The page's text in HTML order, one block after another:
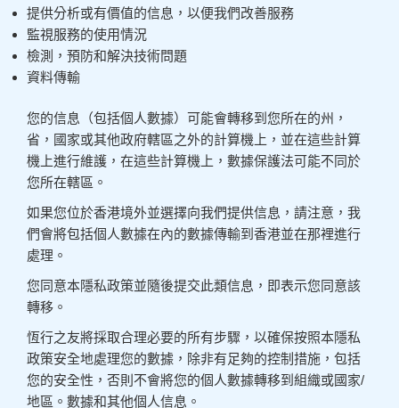
提供分析或有價值的信息，以便我們改善服務
監視服務的使用情況
檢測，預防和解決技術問題
資料傳輸
您的信息（包括個人數據）可能會轉移到您所在的州，
省，國家或其他政府轄區之外的計算機上，並在這些計算
機上進行維護，在這些計算機上，數據保護法可能不同於
您所在轄區。
如果您位於香港境外並選擇向我們提供信息，請注意，我
們會將包括個人數據在內的數據傳輸到香港並在那裡進行
處理。
您同意本隱私政策並隨後提交此類信息，即表示您同意該
轉移。
恆行之友將採取合理必要的所有步驟，以確保按照本隱私
政策安全地處理您的數據，除非有足夠的控制措施，包括
您的安全性，否則不會將您的個人數據轉移到組織或國家/
地區。數據和其他個人信息。